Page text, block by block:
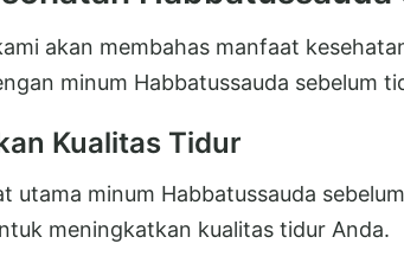
akan membahas manfaat
minum Habbatussauda sebelum
Kualitas Tidur
utama minum Habbatussauda
meningkatkan kualitas tidur Anda.